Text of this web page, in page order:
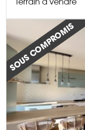
DÉCOUVRIR CE
SOUS COMPROMIS